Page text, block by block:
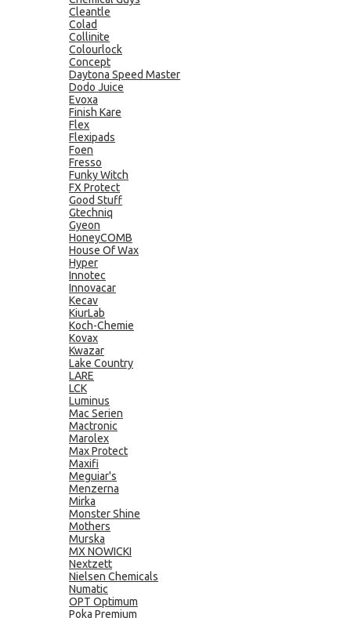
Cleantle
Colad
Collinite
Colourlock
Concept
Daytona Speed Master
Dodo Juice
Evoxa
Finish Kare
Flex
Flexipads
Foen
Fresso
Funky Witch
FX Protect
Good Stuff
Gtechniq
Gyeon
HoneyCOMB
House Of Wax
Hyper
Innotec
Innovacar
Kecav
KiurLab
Koch-Chemie
Kovax
Kwazar
Lake Country
LARE
LCK
Luminus
Mac Serien
Mactronic
Marolex
Max Protect
Maxifi
Meguiar's
Menzerna
Mirka
Monster Shine
Mothers
Murska
MX NOWICKI
Nextzett
Nielsen Chemicals
Numatic
OPT Optimum
Poka Premium